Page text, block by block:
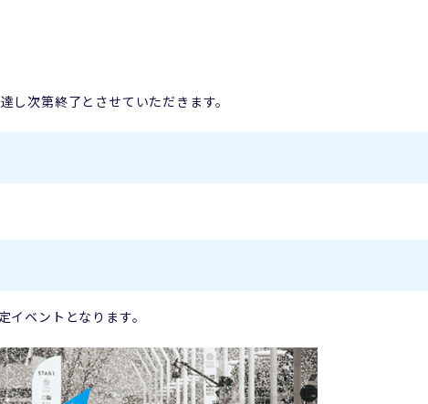
し次第終了とさせていただきます。
イベントとなります。